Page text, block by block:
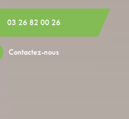
03 26 82 00 26
Contactez-nous